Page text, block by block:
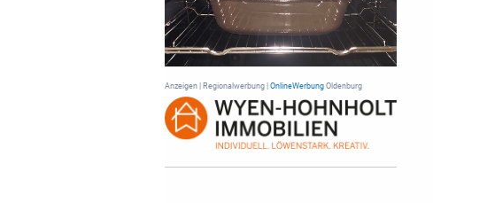
Anzeigen | Regionalwerbung | OnlineWerbungOldenburg